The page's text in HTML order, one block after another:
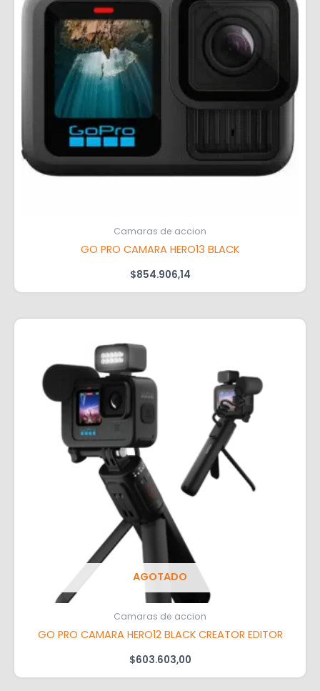
Camaras de accion
GO PRO CAMARA HERO13 BLACK
$854.906,14
AGOTADO
Camaras de accion
GO PRO CAMARA HERO12 BLACK CREATOR EDITOR
$603.603,00